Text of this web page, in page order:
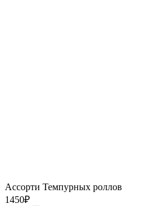
Ассорти Темпурных роллов
1450₽